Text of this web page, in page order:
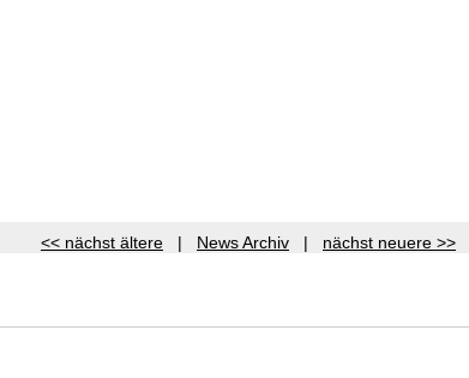
<< nächst ältere | News Archiv | nächst neuere >>